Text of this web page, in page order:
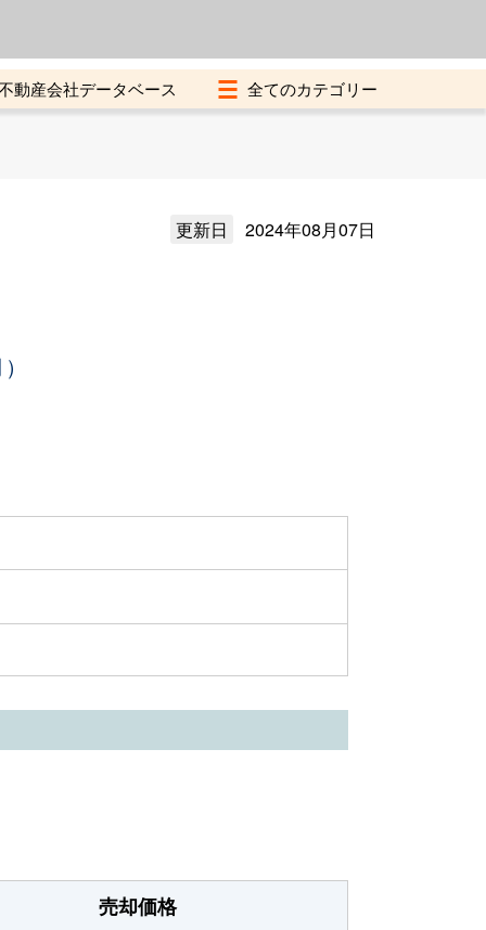
動産会社データベース
更新日 2024年08月07日
売却価格